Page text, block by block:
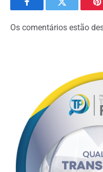
FacebookTwitter
Os comentários estão